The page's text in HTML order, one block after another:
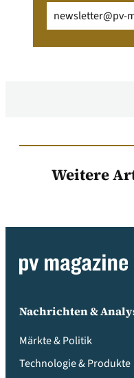
(erforderlich)
Weitere
Nachrichten &
Märkte & Politik
Technologie & Produkte